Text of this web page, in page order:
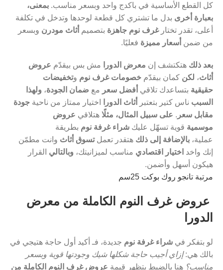
كل القطع الأساسية في باكدج واحد وبسعر مناسب. بمعنى،
بعبارة أخرى بدل ما تشتري كل قطعة لوحدها وتدخل في تكلفة
أعلى، تقدر تختارغرف نوم جاهزة بتصميم أثاث مودرن وبسعر
من ضمن أسعار مميزة فعليًا.
بعد ذلك هتكتشف إن معرض الدورا مش بس بيقدّم عروض
أثاث، لكن كمان بيقدّم خصومات غرف نوم وتخفيضات
حقيقية بتساعدك تلاقي أفضل سعر مع ضمان الجودة، ولهذا
السبب ناس كتير بتعتبر أثاث الدورا اختيار ممتاز من ناحية جودة
مقابل سعر . على سبيل المثال، مثلًا هتلاقي عروض
موسمية قوية تسهّل عليك شراء غرفة نوم بطريقة
عملية، بالإضافة إلى ذلك هتقدر تعملتسوق أثاث وانت مطمّن
إنك واخد اختيار اقتصادي مناسب لميزانيتك، وبالتالي القرار
هيكون أسهل وأضمن.
مرتبة تانجو روك بوكت 25سم
عروض غرف النوم الكاملة من معرض
الدورا
لو بتفكر في شراء غرفة نوم جديدة، فـ أكيد أول حاجة هتيجي في
بالك هي:إزاي أجيب حاجة شكلها شيك وجودتها قوية وبسعر
مناسب؟ هنا بالضبط بتظهر قيمة عروض غرف النوم الكاملة من